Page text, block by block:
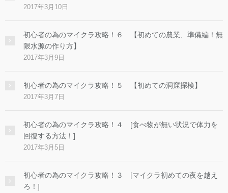
2017年3月10日
初心者の為のマイクラ攻略！６ 【初めての農業、準備編！無
限水源の作り方】
2017年3月9日
初心者の為のマイクラ攻略！５ 【初めての洞窟探検】
2017年3月7日
初心者の為のマイクラ攻略！４ [食べ物が無い状況で体力を
回復する方法！]
2017年3月5日
初心者の為のマイクラ攻略！３ [マイクラ初めての夜を越え
ろ！]